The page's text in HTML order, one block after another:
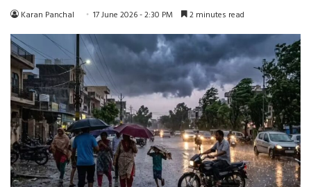
Karan Panchal 17 June 2026 - 2:30 PM 2 minutes read